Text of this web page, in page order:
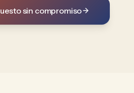
sin compromiso